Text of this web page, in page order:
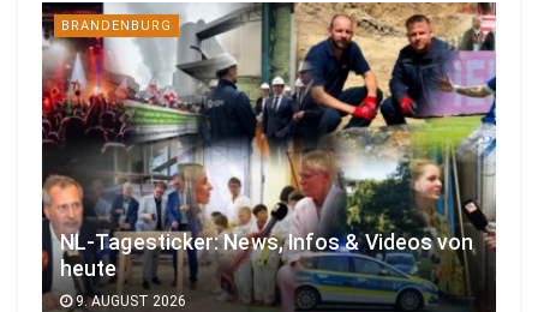
BRANDENBURG
NL-Tagesticker: News, Infos & Videos von
heute
9. AUGUST 2026